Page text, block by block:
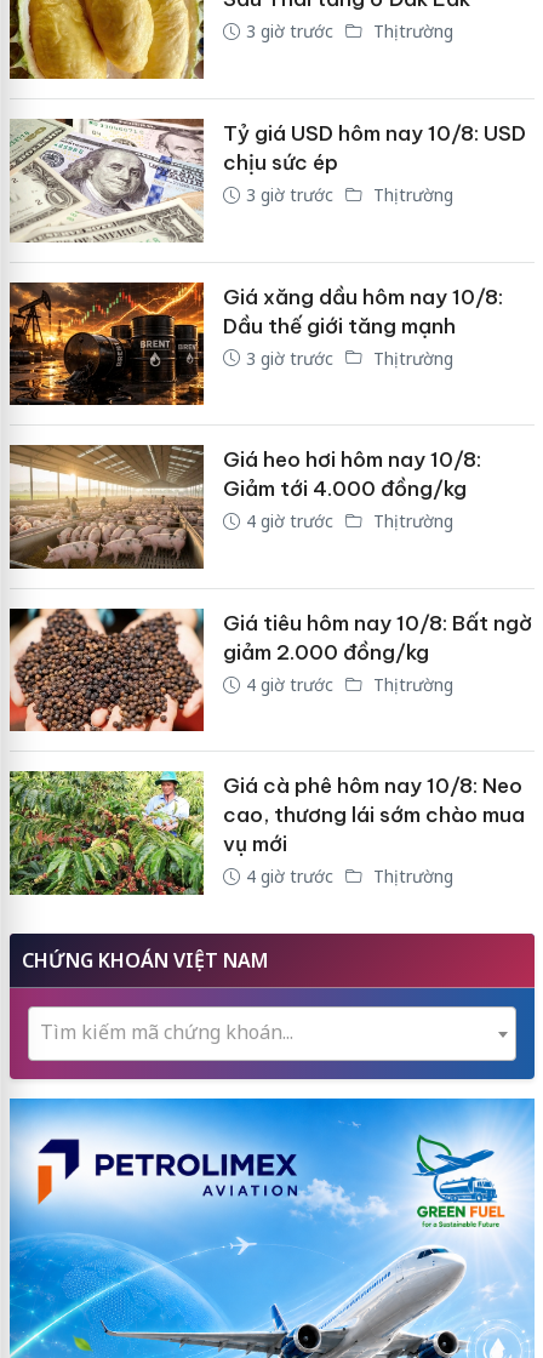
3 giờ trước Thị trường
Tỷ giá USD hôm nay 10/8: USD
chịu sức ép
3 giờ trước Thị trường
Giá xăng dầu hôm nay 10/8:
Dầu thế giới tăng mạnh
3 giờ trước Thị trường
Giá heo hơi hôm nay 10/8:
Giảm tới 4.000 đồng/kg
4 giờ trước Thị trường
Giá tiêu hôm nay 10/8: Bất ngờ
giảm 2.000 đồng/kg
4 giờ trước Thị trường
Giá cà phê hôm nay 10/8: Neo
cao, thương lái sớm chào mua
vụ mới
4 giờ trước Thị trường
CHỨNG KHOÁN VIỆT NAM
Tìm kiếm mã chứng khoán...